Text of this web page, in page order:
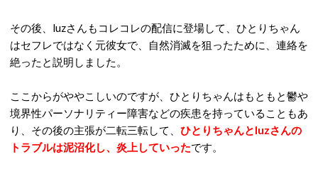
その後、luzさんもコレコレの配信に登場して、ひとりちゃん
はセフレではなく元彼女で、自然消滅を狙ったために、連絡を
絶ったと説明しました。
ここからがややこしいのですが、ひとりちゃんはもともと鬱や
境界性パーソナリティー障害などの疾患を持っていることもあ
り、その後の主張が二転三転して、 ひとりちゃんとluzさんの
トラブルは泥沼化し、炎上していったです。